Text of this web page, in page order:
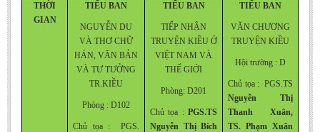
THỜI
GIAN
TIỂU BAN
NGUYỄN DU
VÀ THƠ CHỮ
HÁN, VĂN BẢN
VÀ TƯ TƯỞNG
TR.KIỀU
Phòng : D102
Chủ tọa : PGS.
TIỂU BAN
TIẾP NHẬN
TRUYỆN KIỀU Ở
VIỆT NAM VÀ
THẾ GIỚI
Phòng: D201
Chủ tọa : PGS.TS
Nguyễn Thị Bích
TIỂU BAN
VĂN CHƯƠNG
TRUYỆN KIỀU
Hội trường : D
Chủ tọa : PGS.TS
Nguyễn Thị
Thanh Xuân,
TS. Phạm Xuân